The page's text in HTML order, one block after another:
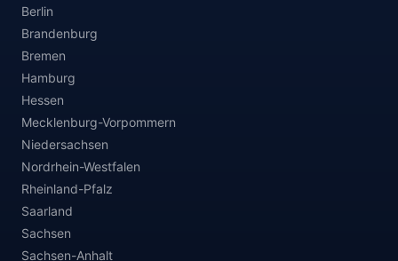
Berlin
Brandenburg
Bremen
Hamburg
Hessen
Mecklenburg-Vorpommern
Niedersachsen
Nordrhein-Westfalen
Rheinland-Pfalz
Saarland
Sachsen
Sachsen-Anhalt